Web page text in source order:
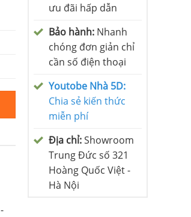
ưu đãi hấp dẫn
Bảo hành: Nhanh
chóng đơn giản chỉ
cần số điện thoại
Youtobe Nhà 5D:
Chia sẻ kiến thức
miễn phí
Địa chỉ:Showroom
Trung Đức số 321
Hoàng Quốc Việt -
Hà Nội